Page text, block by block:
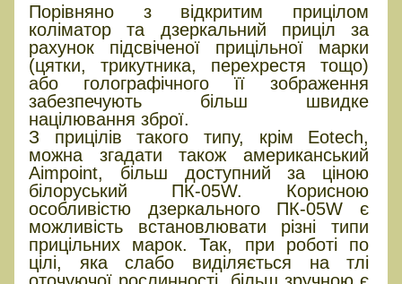
Порівняно з відкритим прицілом
коліматор та дзеркальний приціл за
рахунок підсвіченої прицільної марки
(цятки, трикутника, перехрестя тощо)
або голографічного її зображення
забезпечують більш швидке
націлювання зброї.
З прицілів такого типу, крім Eotech,
можна згадати також американський
Aimpoint, більш доступний за ціною
білоруський ПК-05W. Корисною
особливістю дзеркального ПК-05W є
можливість встановлювати різні типи
прицільних марок. Так, при роботі по
цілі, яка слабо виділяється на тлі